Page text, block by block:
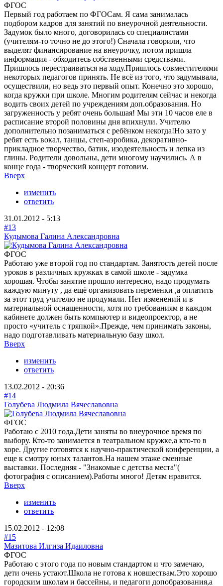
ФГОС
Первый год работаем по ФГОСам. Я сама занималась
подбором кадров для занятий по внеурочной деятельности.
Задумок было много, договорилась со специалистами
(учителям-то точно не до этого!) Сначала говорили, что
выделят финансирование на внеурочку, потом пришла
информация - обходитесь собственными средствами.
Пришлось перестраиваться на ходу.Пришлось совместителями
некоторых педагогов принять. Не всё из того, что задумывала,
осуществили, но ведь это первый опыт. Конечно это хорошо,
когда кружки при школе. Многим родителям сейчас и некогда
водить своих детей по учреждениям доп.образования. Но
загруженность у ребят очень большая! Мы эти 10 часов еле в
расписание второй половины дня впихнули. Учителю
дополнительно позаниматься с ребёнком некогда!Но зато у
ребят есть вокал, танцы, степ-аэробика, декоративно-
прикладное творчество, батик, изодеятельность и лепка из
глины. Родители довольны, дети многому научились. А в
конце года - творческий концерт готовим.
Вверх
изменить
ответить
31.01.2012 - 5:13
#13
Кудымова Галина Александровна
ФГОС
Работаю уже второй год по стандартам. Занятость детей после
уроков в различных кружках в самой школе - задумка
хорошая. Чтобы занятие прошло интересно, надо продумать
каждую минуту , да ещё организовать переменки ,а оплатить
за этот труд учителю не продумали. Нет изменений и в
материальной оснащенности, хотя по требованиям в каждом
кабинете должен быть компьютер и видеопроектор, а не
просто «учитель с тряпкой».Прежде, чем принимать законы,
надо подготавливать материальную базу школ.
Вверх
изменить
ответить
13.02.2012 - 20:36
#14
Голубева Людмила Вячеславовна
ФГОС
Работаю с 2010 года.Дети заняты во внеурочное время по
выбору. Кто-то занимается в театральном кружке,а кто-то в
хоре. Другие готовятся к научно-практической конференции, а
еще к смотру юных талантов.На нашем этаже сменные
выставки. Последняя - "Знакомые с детства места"(
фотография с описанием).Работы много! Детям нравится.
Вверх
изменить
ответить
15.02.2012 - 12:08
#15
Мазитова Илгиза Идаиловна
ФГОС
Работаю с этого года по новым стандартом и что замечаю,
дети очень устают.Школа не готова к новшествам.Это хорошо
городским школам и бассейны, и педагоги допобразования,а